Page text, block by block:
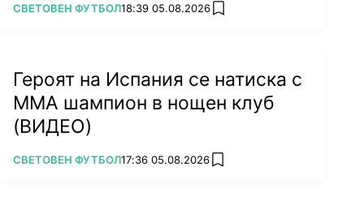
ПОВЕЧЕ ОТ
СВЕТОВЕН ФУТБОЛ18:39 05.08.2026 add favorites
Героят на Испания се натиска с
ММА шампион в нощен клуб
(ВИДЕО)
ПОВЕЧЕ ОТ
СВЕТОВЕН ФУТБОЛ17:36 05.08.2026 add favorites